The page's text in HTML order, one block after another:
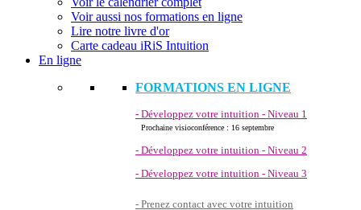
Voir aussi nos formations en ligne
Lire notre livre d'or
Carte cadeau iRiS Intuition
En ligne
FORMATIONS EN LIGNE
- Développez votre intuition - Niveau 1
Prochaine visioconférence : 16 septembre
- Développez votre intuition - Niveau 2
- Développez votre intuition - Niveau 3
- Prenez contact avec votre intuition